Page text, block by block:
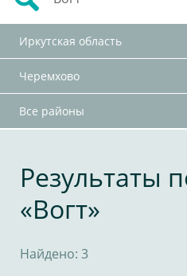
Иркутская область
Черемхово
Все районы
Результаты
«Вогт»
Найдено: 3